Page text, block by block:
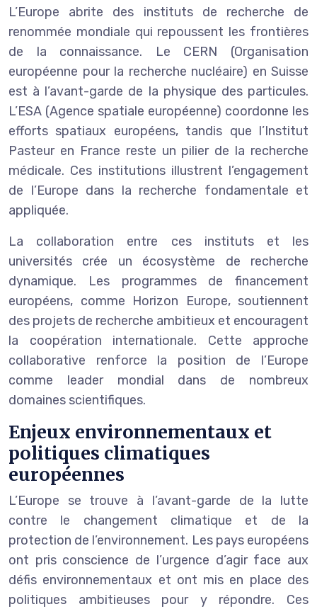
L’Europe abrite des instituts de recherche de
renommée mondiale qui repoussent les frontières
de la connaissance. Le CERN (Organisation
européenne pour la recherche nucléaire) en Suisse
est à l’avant-garde de la physique des particules.
L’ESA (Agence spatiale européenne) coordonne les
efforts spatiaux européens, tandis que l’Institut
Pasteur en France reste un pilier de la recherche
médicale. Ces institutions illustrent l’engagement
de l’Europe dans la recherche fondamentale et
appliquée.
La collaboration entre ces instituts et les
universités crée un écosystème de recherche
dynamique. Les programmes de financement
européens, comme Horizon Europe, soutiennent
des projets de recherche ambitieux et encouragent
la coopération internationale. Cette approche
collaborative renforce la position de l’Europe
comme leader mondial dans de nombreux
domaines scientifiques.
Enjeux environnementaux et
politiques climatiques
européennes
L’Europe se trouve à l’avant-garde de la lutte
contre le changement climatique et de la
protection de l’environnement. Les pays européens
ont pris conscience de l’urgence d’agir face aux
défis environnementaux et ont mis en place des
politiques ambitieuses pour y répondre. Ces